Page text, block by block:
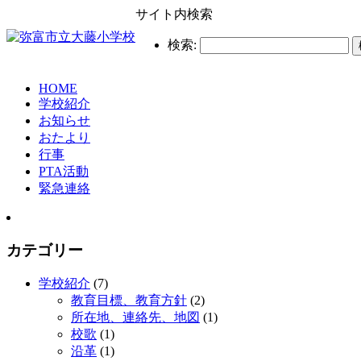
サイト内検索
検索:
HOME
学校紹介
お知らせ
おたより
行事
PTA活動
緊急連絡
カテゴリー
学校紹介 (7)
教育目標、教育方針 (2)
所在地、連絡先、地図 (1)
校歌 (1)
沿革 (1)